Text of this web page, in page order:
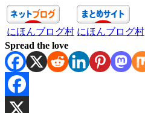
にほんブログ村 にほんブログ村
Spread the love